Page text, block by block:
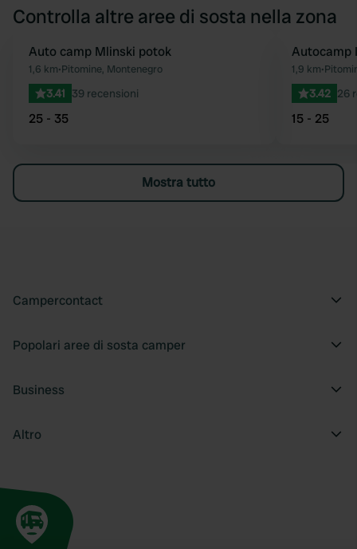
Controlla altre aree di sosta nella zona
Preferito
Auto camp Mlinski potok
1,6 km•Pitomine, Montenegro
3.41 39 recensioni
25 - 35
Autocamp
1,9 km•
3.42 26
15 - 25
Mostra tutto
Campercontact
Popolari aree di sosta camper
Business
Altro